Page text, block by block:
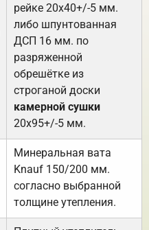
рейке 20х40+/-5 мм.
либо шпунтованная
ДСП 16 мм. по
разряженной
обрешётке из
строганой доски
камерной сушки
20х95+/-5 мм.
Минеральная вата
Knauf 150/200 мм.
согласно выбранной
толщине утепления.